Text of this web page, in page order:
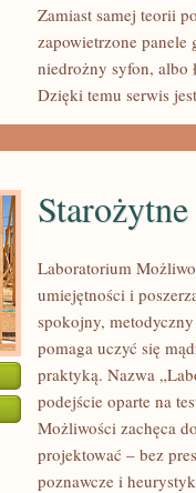
Zamiast samej teorii
zapowietrzone panele
niedrożny syfon, albo
Dzięki temu serwis jest
Laboratorium
umiejętności i
spokojny,
pomaga uczyć się
praktyką. Nazwa
podejście oparte na
Możliwości zachęca
projektować – bez
poznawcze i